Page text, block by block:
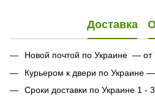
Доставка
Новой почтой по Украине — от
Курьером к двери по Украине —
Сроки доставки по Украине 1 -